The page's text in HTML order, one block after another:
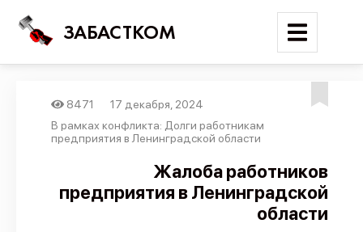
ЗАБАСТКОМ
Войти
Поиск
Новости
8471
17 декабря, 2024
В рамках конфликта: Долги работникам
предприятия в Ленинградской области
Жалоба работников
предприятия в Ленинградской
области